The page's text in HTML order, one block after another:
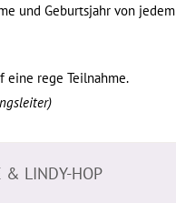
und Geburtsjahr von jedem
eine rege Teilnahme.
& LINDY-HOP